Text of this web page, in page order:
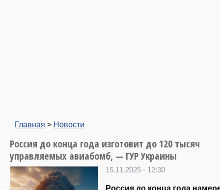
Главная > Новости
Россия до конца года изготовит до 120 тысяч
управляемых авиабомб, — ГУР Украины
15.11.2025 - 12:30
Россия до конца года